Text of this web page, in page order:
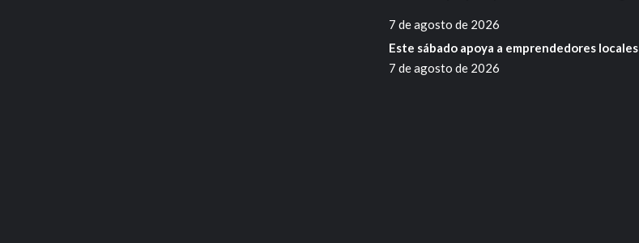
7 de agosto de 2026
Este sábado apoya a emprendedores locales
7 de agosto de 2026